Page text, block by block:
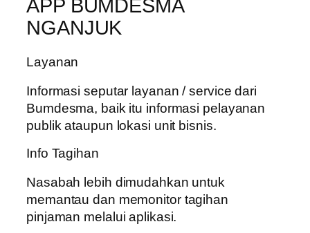
APP BUMDESMA
NGANJUK
Layanan
Informasi seputar layanan / service dari
Bumdesma, baik itu informasi pelayanan
publik ataupun lokasi unit bisnis.
Info Tagihan
Nasabah lebih dimudahkan untuk
memantau dan memonitor tagihan
pinjaman melalui aplikasi.